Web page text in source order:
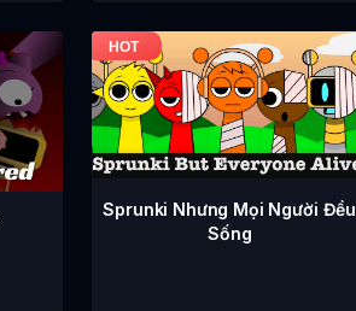
Sprunki Nhưng Mọi Người Đều
Sống